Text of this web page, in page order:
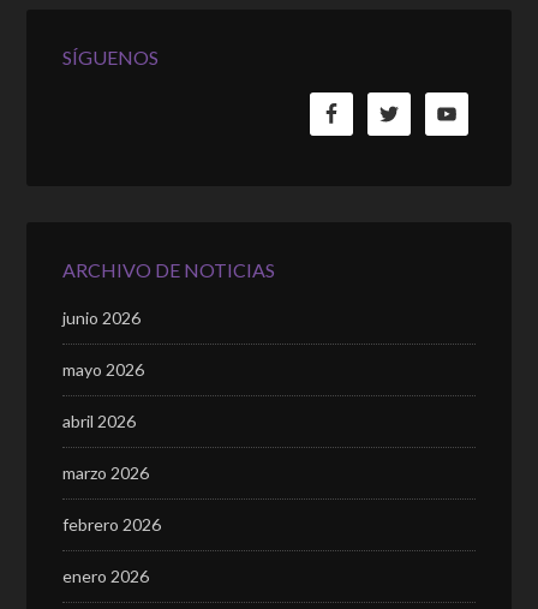
SÍGUENOS
ARCHIVO DE NOTICIAS
junio 2026
mayo 2026
abril 2026
marzo 2026
febrero 2026
enero 2026